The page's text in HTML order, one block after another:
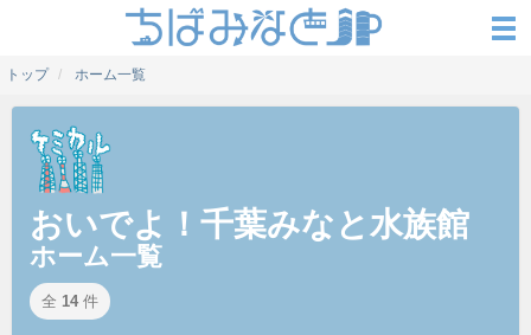
トップ ホーム一覧
おいでよ！千葉みなと水族館
ホーム一覧
全 14 件